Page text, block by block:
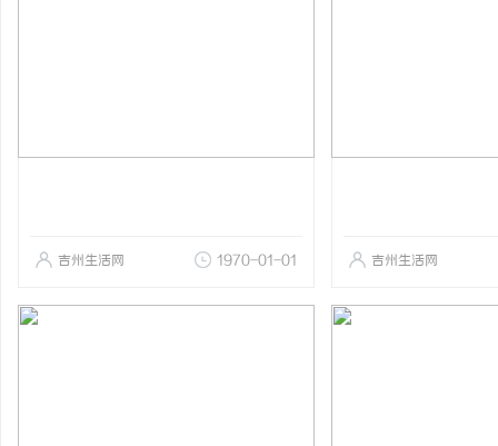
吉州生活网 1970-01-01 吉州生活网